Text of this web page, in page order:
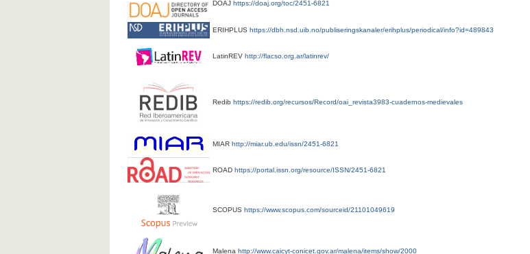
DOAJ https://doaj.org/toc/2451-6821
ERIHPLUS https://dbh.nsd.uib.no/publiseringskanaler/erihplus/periodical/info?id=489843
LatinREV http://flacso.org.ar/latinrev/
Redib https://redib.org/recursos/Record/oai_revista3983-cuadernos-medievales
MIAR http://miar.ub.edu/issn/2451-6821
ROAD https://portal.issn.org/resource/ISSN/2451-6821
SCOPUS https://www.scopus.com/sourceid/21101049619
Malena http://www.caicyt-conicet.gov.ar/malena/items/show/2000